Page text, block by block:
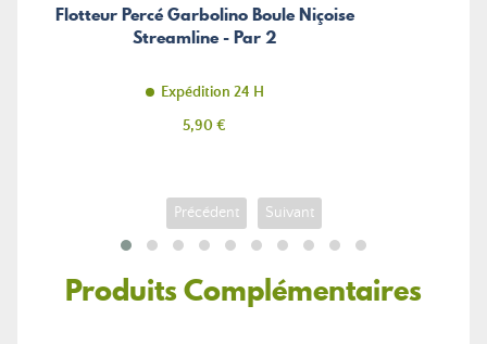
Flotteur Percé Garbolino Boule Niçoise
Streamline - Par 2
Expédition 24 H
Prix
5,90 €
Précédent Suivant
Produits Complémentaires